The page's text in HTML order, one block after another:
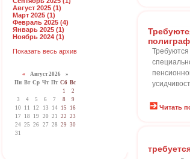
Август 2025 (1)
Март 2025 (1)
Февраль 2025 (4)
Январь 2025 (1)
Ноябрь 2024 (1)
Показать весь архив
«Август 2026 »
Пн Вт Ср Чт Пт Сб Вс
1
2
3
4 5 6 7 8
9
10
11 12 13 14 15
16
17
18 19 20 21 22 23
24 25 26 27 28 29 30
31
Читать